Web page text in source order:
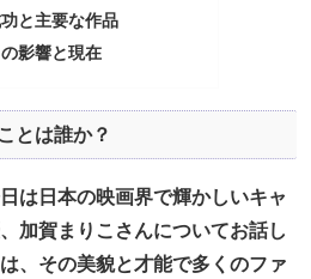
と主要な作品
影響と現在
とは誰か？
は日本の映画界で輝かしいキャ
加賀まりこさんについてお話し
、その美貌と才能で多くのファ